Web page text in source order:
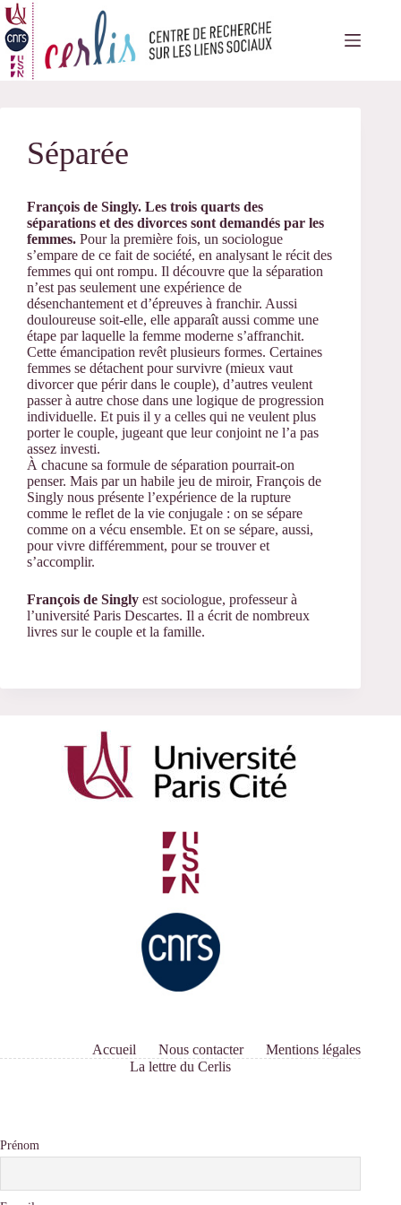
Passer
au
contenu
Séparée
François de Singly. Les trois quarts des
séparations et des divorces sont demandés par les
femmes. Pour la première fois, un sociologue
s’empare de ce fait de société, en analysant le récit des
femmes qui ont rompu. Il découvre que la séparation
n’est pas seulement une expérience de
désenchantement et d’épreuves à franchir. Aussi
douloureuse soit-elle, elle apparaît aussi comme une
étape par laquelle la femme moderne s’affranchit.
Cette émancipation revêt plusieurs formes. Certaines
femmes se détachent pour survivre (mieux vaut
divorcer que périr dans le couple), d’autres veulent
passer à autre chose dans une logique de progression
individuelle. Et puis il y a celles qui ne veulent plus
porter le couple, jugeant que leur conjoint ne l’a pas
assez investi.
À chacune sa formule de séparation pourrait-on
penser. Mais par un habile jeu de miroir, François de
Singly nous présente l’expérience de la rupture
comme le reflet de la vie conjugale : on se sépare
comme on a vécu ensemble. Et on se sépare, aussi,
pour vivre différemment, pour se trouver et
s’accomplir.
François de Singly est sociologue, professeur à
l’université Paris Descartes. Il a écrit de nombreux
livres sur le couple et la famille.
Accueil Nous contacter
Mentions légales
La lettre du Cerlis
Prénom